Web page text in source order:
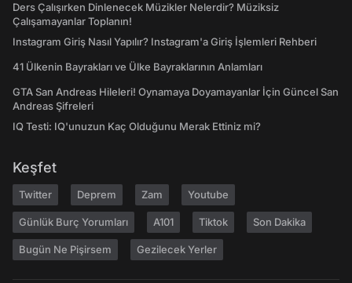
Ders Çalışırken Dinlenecek Müzikler Nelerdir? Müziksiz
Çalışamayanlar Toplanın!
Instagram Giriş Nasıl Yapılır? Instagram'a Giriş İşlemleri Rehberi
41 Ülkenin Bayrakları ve Ülke Bayraklarının Anlamları
GTA San Andreas Hileleri! Oynamaya Doyamayanlar İçin Güncel San
Andreas Şifreleri
IQ Testi: IQ'unuzun Kaç Olduğunu Merak Ettiniz mi?
Keşfet
Twitter Deprem Zam Youtube
Günlük Burç Yorumları A101 Tiktok Son Dakika
Bugün Ne Pişirsem Gezilecek Yerler